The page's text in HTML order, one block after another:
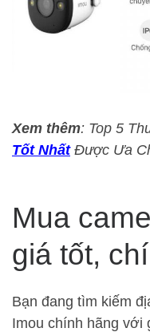
Xem thêm: Top 5
Tốt NhấtĐược Ưa
Mua
giá tốt,
Bạn đang tìm kiếm
Imou chính hãng với